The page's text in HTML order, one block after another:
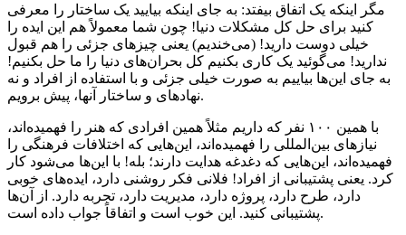
مگر اینکه یک اتفاق بیفتد: به جای اینکه بیایید یک ساختار را معرفی
کنید برای حل کل مشکلات دنیا! چون شما معمولاً هم این ایده را
خیلی دوست دارید! (می‌خندیم) یعنی چیزهای جزئی را هم قبول
ندارید! می‌گوئید یک کاری بکنیم کل بحران‌های دنیا را ما حل بکنیم!
به جای این‌ها بیاییم به صورت خیلی جزئی و با استفاده از افراد و نه
نهادهای و ساختار آنها، پیش برویم.
با همین ۱۰۰ نفر که داریم مثلاً همین افرادی که هنر را فهمیده‌اند،
نیازهای بین‌المللی را فهمیده‌اند، این‌هایی که اختلافات فرهنگی را
فهمیده‌اند، این‌هایی که دغدغه هدایت دارند؛ بله! با این‌ها می‌شود کار
کرد. یعنی پشتیبانی از افراد! فلانی فکر روشنی دارد، ایده‌های خوبی
دارد، طرح دارد، پروژه دارد، مدیریت دارد، تجربه دارد. از آن‌ها
پشتیبانی کنید. این خوب است و اتفاقاً جواب داده است.